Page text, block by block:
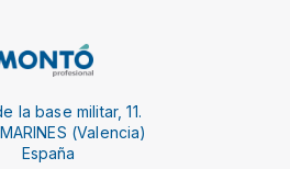
la base militar, 11.
(Valencia)
España